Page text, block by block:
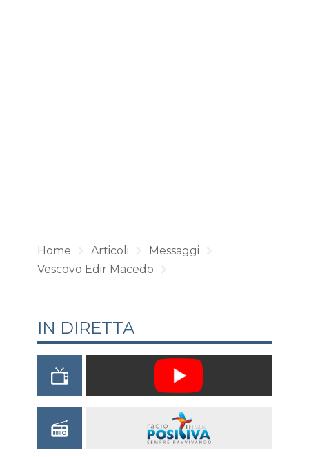
Home Articoli
Messaggi
Vescovo Edir Macedo
IN DIRETTA